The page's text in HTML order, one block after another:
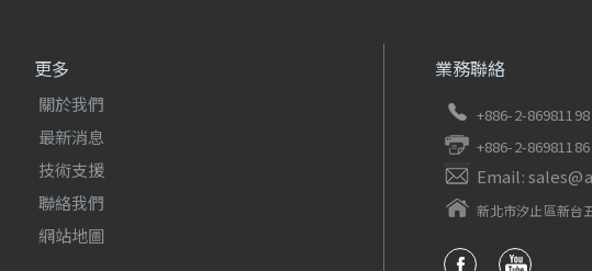
更多
關於我們
最新消息
技術支援
聯絡我們
網站地圖
業務聯絡
+886-2-86981198
+886-2-86981186
Email:
新北市汐止區新台